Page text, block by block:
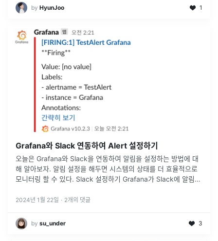
by HyunJoo 1
Grafana와 Slack 연동하여 Alert 설정하기
오늘은 Grafana와 Slack을 연동하여 알림을 설정하는 방법에 대
해 알아보자. 알림 설정을 해두면 시스템의 상태를 더 효율적으로
모니터링 할 수 있다. Slack 설정하기 Grafana가 Slack에 알림을
2024년 1월 22일 · 2개의 댓글
by su_under 3